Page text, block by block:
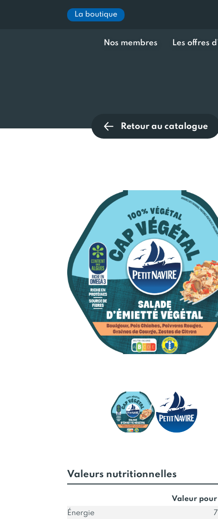
La boutique
Nos membres Les offres
Retour au catalogue
Valeurs nutritionnelles
Valeur pour
Énergie